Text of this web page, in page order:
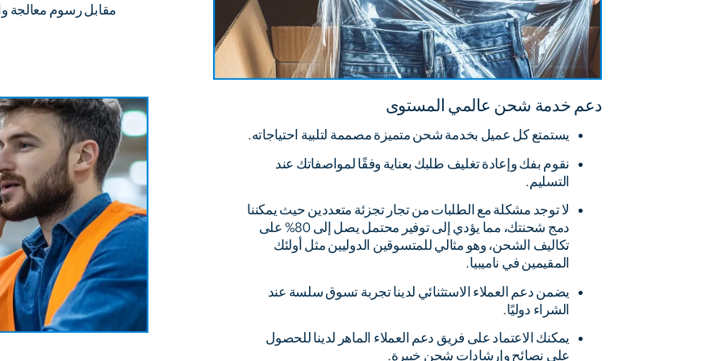
مقابل رسوم معالجة
دعم خدمة شحن عالمي المستوى
يستمتع كل عميل بخدمة شحن متميزة مصممة لتلبية احتياجاته.
نقوم بفك وإعادة تغليف طلبك بعناية وفقًا لمواصفاتك عند
التسليم.
لا توجد مشكلة مع الطلبات من تجار تجزئة متعددين حيث يمكننا
دمج شحنتك، مما يؤدي إلى توفير محتمل يصل إلى 80% على
تكاليف الشحن، وهو مثالي للمتسوقين الدوليين مثل أولئك
المقيمين في ناميبيا.
يضمن دعم العملاء الاستثنائي لدينا تجربة تسوق سلسة عند
الشراء دوليًا.
يمكنك الاعتماد على فريق دعم العملاء الماهر لدينا للحصول
على نصائح وإرشادات شحن خبيرة.